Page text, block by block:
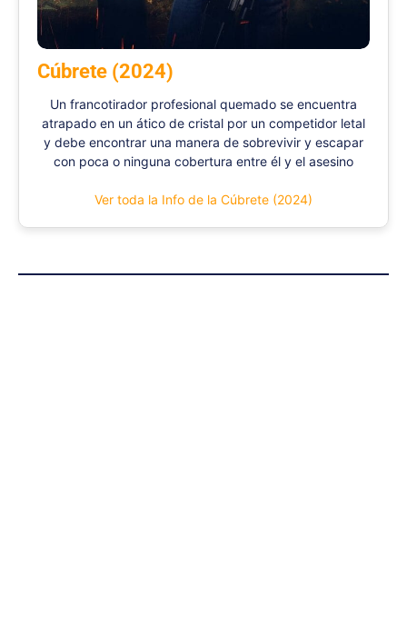
Cúbrete (2024)
Un francotirador profesional quemado se encuentra
atrapado en un ático de cristal por un competidor letal
y debe encontrar una manera de sobrevivir y escapar
con poca o ninguna cobertura entre él y el asesino
Ver toda la Info de la Cúbrete (2024)